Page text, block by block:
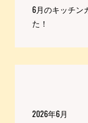
6月のキッチン
た！
2026年6月